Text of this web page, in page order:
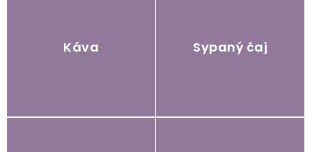
Káva Sypaný čaj